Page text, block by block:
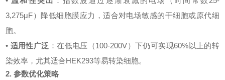
3,275μF）降低细胞膜应力，适合对电场敏感的干细胞或原代细
胞。
• 适用性广泛 ：在低电压（100-200V）下仍可实现60%以上的转
染效率，尤其适合HEK293等易转染细胞。
2. 参数优化策略